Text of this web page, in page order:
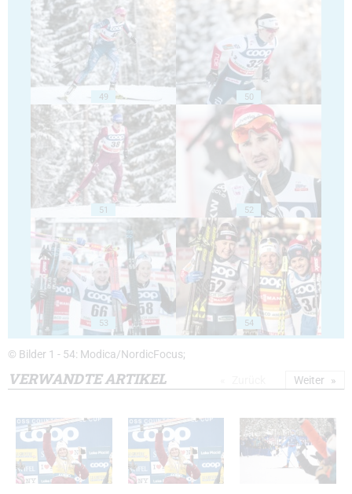
49 50
51 52
53 54
© Bilder 1 - 54: Modica/NordicFocus;
VERWANDTE ARTIKEL Weiter